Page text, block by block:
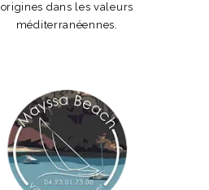
origines dans les valeurs
méditerranéennes.